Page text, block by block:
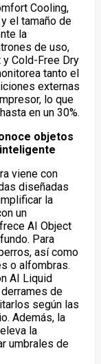
Cooling,
el tamaño de
la
de uso,
Cold-Free Dry
tanto el
externas
lo que
en un 30%.
objetos
viene con
diseñadas
la
un
AI Object
Para
así como
o alfombras.
AI Liquid
de
según las
Además, la
la
umbrales de